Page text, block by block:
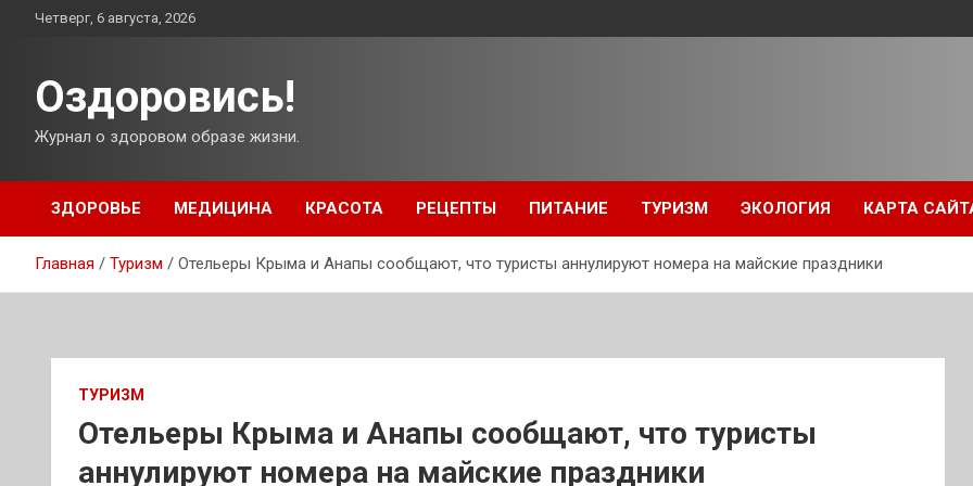
ПерейтиЧетверг, 6 августа, 2026
Оздоровись!
Журнал о здоровом образе жизни.
ЗДОРОВЬЕ МЕДИЦИНА КРАСОТА РЕЦЕПТЫ ПИТАНИЕ ТУРИЗМ ЭКОЛОГИЯ КАРТА
Главная Туризм Отельеры Крыма и Анапы сообщают, что туристы аннулируют номера на майские праздники
ТУРИЗМ
Отельеры Крыма и Анапы сообщают, что туристы
аннулируют номера на майские праздники